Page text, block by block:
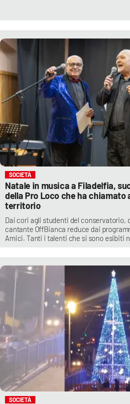
SOCIETÀ
Natale in musica a Filadelfia,
della Pro Loco che ha
territorio
Dai cori agli studenti del conservatorio,
cantante OffBianca reduce dai
Amici. Tanti i talenti che si sono esibiti
SOCIETÀ